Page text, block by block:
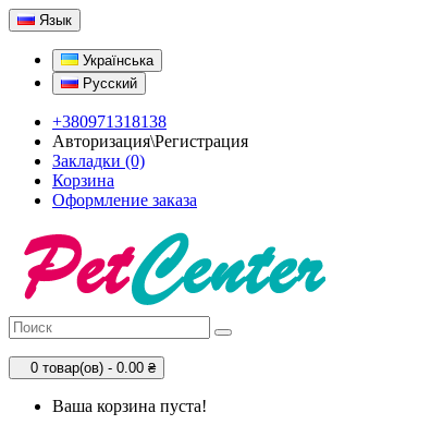
Язык
Українська
Русский
+380971318138
Авторизация\Регистрация
Закладки (0)
Корзина
Оформление заказа
0 товар(ов) - 0.00 ₴
Ваша корзина пуста!